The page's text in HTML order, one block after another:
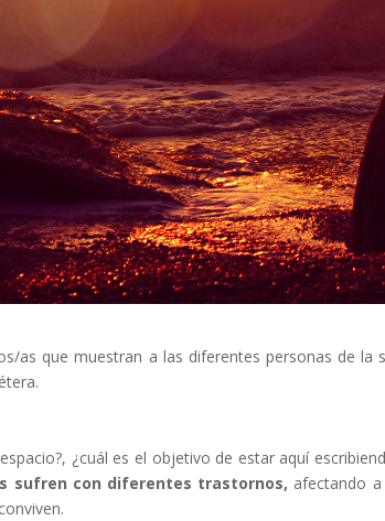
as que muestran a las diferentes personas de
¿cuál es el objetivo de estar aquí
sufren con diferentes trastornos, afectando